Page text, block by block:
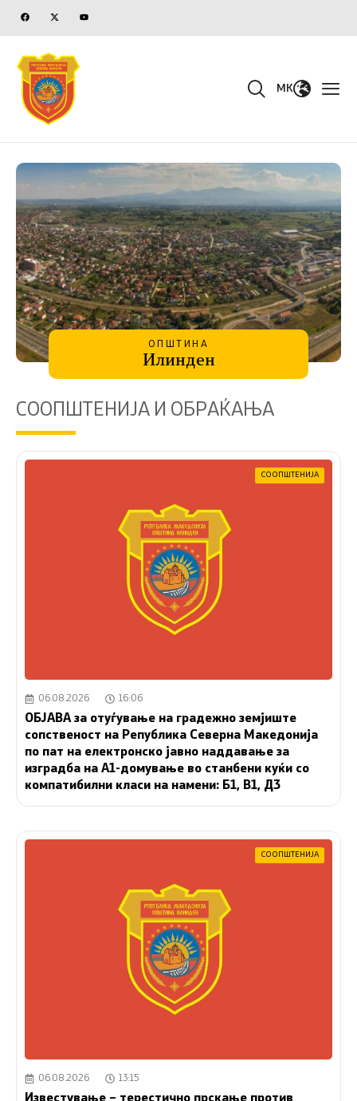
MK
ОПШТИНА
Илинден
СООПШТЕНИЈА И ОБРАЌАЊА
СООПШТЕНИЈА
06.08.2026 16:06
ОБЈАВА за отуѓување на градежно земјиште
сопственост на Република Северна Македонија
по пат на електронско јавно наддавање за
изградба на A1-домување во станбени куќи со
компатибилни класи на намени: Б1, В1, Д3
СООПШТЕНИЈА
06.08.2026 13:15
Известување – терестично прскање против